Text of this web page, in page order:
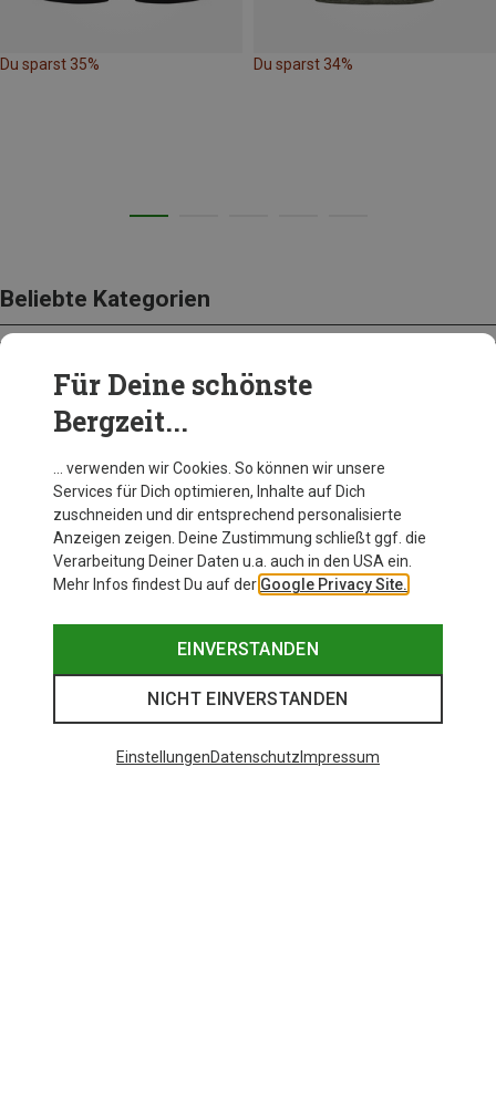
Du sparst 35% Du sparst 34%
Beliebte Kategorien
BEKLEIDUNG
Für Deine schönste
Bergzeit...
… verwenden wir Cookies. So können wir unsere
Services für Dich optimieren, Inhalte auf Dich
zuschneiden und dir entsprechend personalisierte
Anzeigen zeigen. Deine Zustimmung schließt ggf. die
Verarbeitung Deiner Daten u.a. auch in den USA ein.
Mehr Infos findest Du auf der Google Privacy Site.
EINVERSTANDEN
NICHT EINVERSTANDEN
EinstellungenDatenschutz Impressum